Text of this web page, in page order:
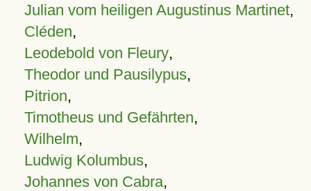
Julian vom heiligen Augustinus Martinet,
Cléden,
Leodebold von Fleury,
Theodor und Pausilypus,
Pitrion,
Timotheus und Gefährten,
Wilhelm,
Ludwig Kolumbus,
Johannes von Cabra,